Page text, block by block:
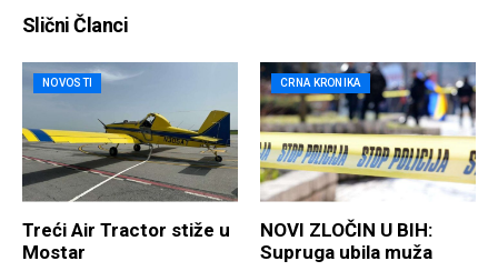
Slični Članci
NOVOSTI
Treći Air Tractor stiže u
Mostar
CRNA KRONIKA
NOVI ZLOČIN U BIH:
Supruga ubila muža